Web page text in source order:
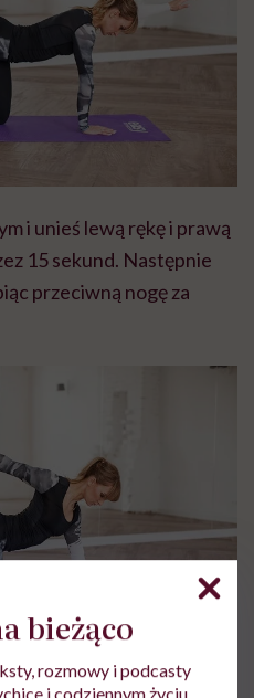
i unieś lewą rękę i prawą
15 sekund. Następnie
przeciwną nogę za
bieżąco
rozmowy i podcasty
i codziennym życiu.